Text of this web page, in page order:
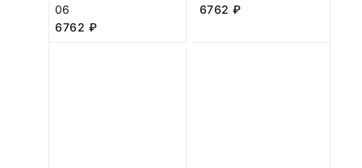
06
6762 ₽
6762 ₽